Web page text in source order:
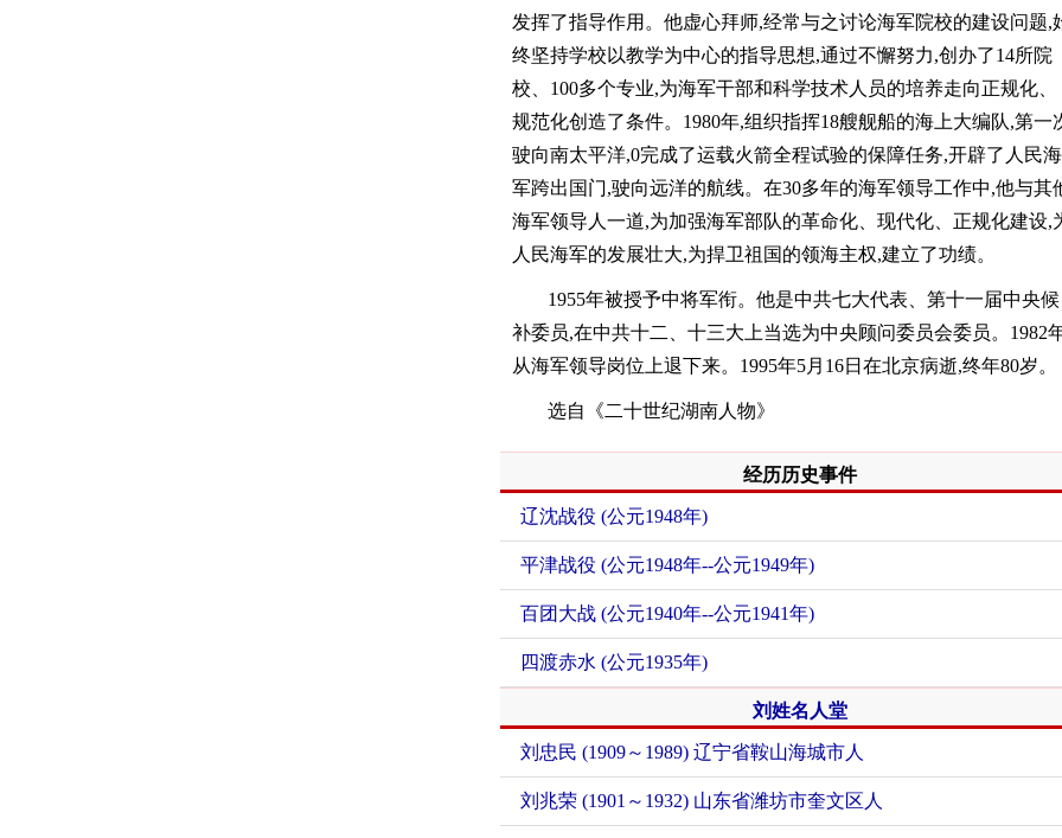
发挥了指导作用。他虚心拜师,经常与之讨论海军院校的建设问题,
终坚持学校以教学为中心的指导思想,通过不懈努力,创办了14所院
校、100多个专业,为海军干部和科学技术人员的培养走向正规化、
规范化创造了条件。1980年,组织指挥18艘舰船的海上大编队,第一
驶向南太平洋,0完成了运载火箭全程试验的保障任务,开辟了人民海
军跨出国门,驶向远洋的航线。在30多年的海军领导工作中,他与其
海军领导人一道,为加强海军部队的革命化、现代化、正规化建设,
人民海军的发展壮大,为捍卫祖国的领海主权,建立了功绩。
1955年被授予中将军衔。他是中共七大代表、第十一届中央候
补委员,在中共十二、十三大上当选为中央顾问委员会委员。1982
从海军领导岗位上退下来。1995年5月16日在北京病逝,终年80岁。
选自《二十世纪湖南人物》
经历历史事件
辽沈战役 (公元1948年)
平津战役 (公元1948年--公元1949年)
百团大战 (公元1940年--公元1941年)
四渡赤水 (公元1935年)
刘姓名人堂
刘忠民 (1909～1989) 辽宁省鞍山海城市人
刘兆荣 (1901～1932) 山东省潍坊市奎文区人